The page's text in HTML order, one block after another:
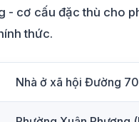
- cơ cấu đặc thù cho
thức.
Nhà ở xã hội Đường